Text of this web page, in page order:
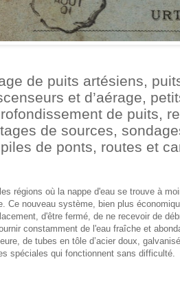
de puits artésiens,
et d’aérage,
de puits,
de sources,
de ponts, routes et
régions où la nappe d'eau se trouve à
Ce nouveau système, bien plus
d'être fermé, de ne recevoir de
constamment de l'eau fraîche et
de tubes en tôle d’acier doux,
spéciales qui fonctionnent sans difficulté.